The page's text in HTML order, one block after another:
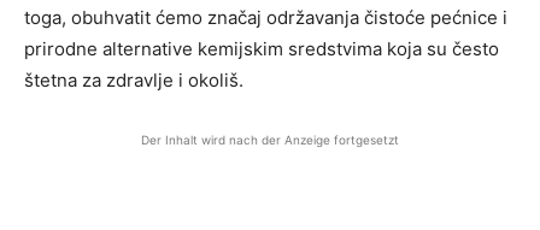
toga, obuhvatit ćemo značaj održavanja čistoće pećnice i
prirodne alternative kemijskim sredstvima koja su često
štetna za zdravlje i okoliš.
Der Inhalt wird nach der Anzeige fortgesetzt